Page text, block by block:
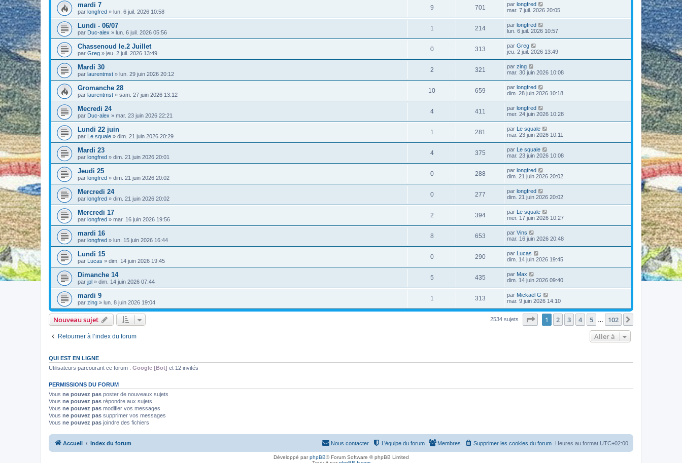
mardi 7
par longfred » lun. 6 juil. 2026 10:58
9 701 par longfred
mar. 7 juil. 2026 20:05
Lundi - 06/07
par Duc-alex » lun. 6 juil. 2026 05:56
1 214 par longfred
lun. 6 juil. 2026 10:57
Chassenoud le.2 Juillet
par Greg » jeu. 2 juil. 2026 13:49
0 313 par Greg
jeu. 2 juil. 2026 13:49
Mardi 30
par laurentmst » lun. 29 juin 2026 20:12
2 321 par zing
mar. 30 juin 2026 10:08
Gromanche 28
par laurentmst » sam. 27 juin 2026 13:12
10 659 par longfred
dim. 28 juin 2026 10:18
Mecredi 24
par Duc-alex » mar. 23 juin 2026 22:21
4 411 par longfred
mer. 24 juin 2026 10:28
Lundi 22 juin
par Le squale » dim. 21 juin 2026 20:29
1 281 par Le squale
mar. 23 juin 2026 10:11
Mardi 23
par longfred » dim. 21 juin 2026 20:01
4 375 par Le squale
mar. 23 juin 2026 10:08
Jeudi 25
par longfred » dim. 21 juin 2026 20:02
0 288 par longfred
dim. 21 juin 2026 20:02
Mercredi 24
par longfred » dim. 21 juin 2026 20:02
0 277 par longfred
dim. 21 juin 2026 20:02
Mercredi 17
par longfred » mar. 16 juin 2026 19:56
2 394 par Le squale
mer. 17 juin 2026 10:27
mardi 16
par longfred » lun. 15 juin 2026 16:44
8 653 par Vins
mar. 16 juin 2026 20:48
Lundi 15
par Lucas » dim. 14 juin 2026 19:45
0 290 par Lucas
dim. 14 juin 2026 19:45
Dimanche 14
par jpl » dim. 14 juin 2026 07:44
5 435 par Max
dim. 14 juin 2026 09:40
mardi 9
par zing » lun. 8 juin 2026 19:04
1 313 par Mickaël G
mar. 9 juin 2026 14:10
Nouveau sujet 2534 sujets Page sur102
1 2 3 4 5 102
Retourner à l’index du forum Aller à
QUI EST EN LIGNE
Utilisateurs parcourant ce forum : Google [Bot] et 12 invités
PERMISSIONS DU FORUM
Vous ne pouvez pas poster de nouveaux sujets
Vous ne pouvez pas répondre aux sujets
Vous ne pouvez pas modifier vos messages
Vous ne pouvez pas supprimer vos messages
Vous ne pouvez pas joindre des fichiers
Accueil Index du forum Heures au format UTC+02:00
Supprimer les cookies du forum
Membres
L’équipe du forum
Nous contacter
Développé parphpBB® Forum Software © phpBB Limited